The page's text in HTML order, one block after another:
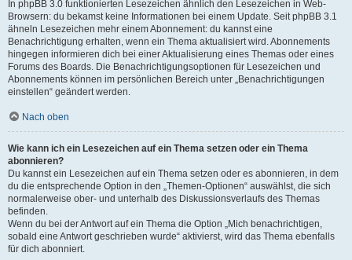
In phpBB 3.0 funktionierten Lesezeichen ähnlich den Lesezeichen in Web-
Browsern: du bekamst keine Informationen bei einem Update. Seit phpBB 3.1
ähneln Lesezeichen mehr einem Abonnement: du kannst eine
Benachrichtigung erhalten, wenn ein Thema aktualisiert wird. Abonnements
hingegen informieren dich bei einer Aktualisierung eines Themas oder eines
Forums des Boards. Die Benachrichtigungsoptionen für Lesezeichen und
Abonnements können im persönlichen Bereich unter „Benachrichtigungen
einstellen“ geändert werden.
Nach oben
Wie kann ich ein Lesezeichen auf ein Thema setzen oder ein Thema
abonnieren?
Du kannst ein Lesezeichen auf ein Thema setzen oder es abonnieren, in dem
du die entsprechende Option in den „Themen-Optionen“ auswählst, die sich
normalerweise ober- und unterhalb des Diskussionsverlaufs des Themas
befinden.
Wenn du bei der Antwort auf ein Thema die Option „Mich benachrichtigen,
sobald eine Antwort geschrieben wurde“ aktivierst, wird das Thema ebenfalls
für dich abonniert.